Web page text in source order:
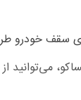
و ایمنی
می‌توانید